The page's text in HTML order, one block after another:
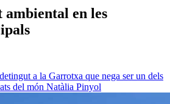
en les
a la Garrotxa que nega ser un dels
del món Natàlia Pinyol